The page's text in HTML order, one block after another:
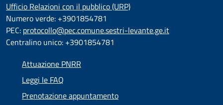
Ufficio Relazioni con il pubblico (URP)
Numero verde: +3901854781
PEC: protocollo@pec.comune.sestri-levante.ge.it
Centralino unico: +3901854781
Attuazione PNRR
Leggi le FAQ
Prenotazione appuntamento